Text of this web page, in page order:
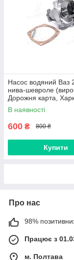
Насос водяний Ваз
нива-шевроле
Дорожня карта,
В наявності
600 ₴ 800 ₴
Купити
Про нас
98%
Працює з
м. Полтава